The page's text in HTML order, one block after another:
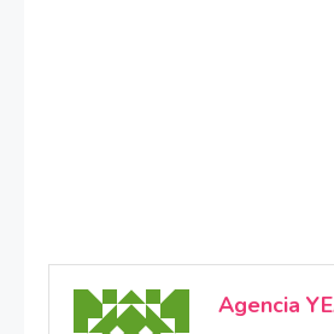
Agencia